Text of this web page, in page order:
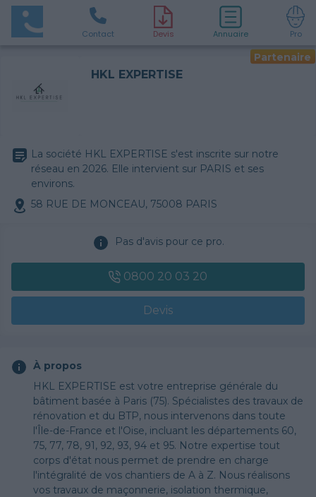
Contact Devis Annuaire Pro
Partenaire
HKL EXPERTISE
La société HKL EXPERTISE s'est inscrite sur notre
réseau en 2026. Elle intervient sur PARIS et ses
environs.
58 RUE DE MONCEAU, 75008 PARIS
Pas d'avis pour ce pro.
0800 20 03 20
Devis
À propos
HKL EXPERTISE est votre entreprise générale du
bâtiment basée à Paris (75). Spécialistes des travaux de
rénovation et du BTP, nous intervenons dans toute
l'Île-de-France et l'Oise, incluant les départements 60,
75, 77, 78, 91, 92, 93, 94 et 95. Notre expertise tout
corps d'état nous permet de prendre en charge
l'intégralité de vos chantiers de A à Z. Nous réalisons
vos travaux de maçonnerie, isolation thermique,